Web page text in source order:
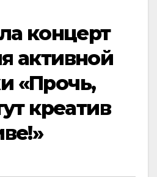
концерт
активной
«Прочь,
креатив